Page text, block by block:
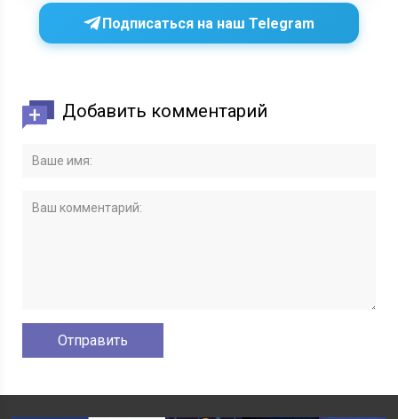
Подписаться на наш Telegram
Добавить комментарий